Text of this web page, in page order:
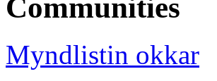
Communities
Myndlistin okkar